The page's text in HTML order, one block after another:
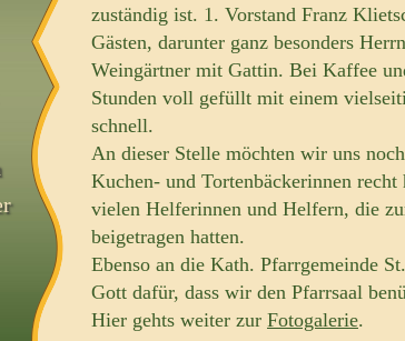
zuständig ist. 1. Vorstand Franz
Gästen, darunter ganz besonders
Weingärtner mit Gattin. Bei Kaffee
Stunden voll gefüllt mit einem
schnell.
An dieser Stelle möchten wir uns
Kuchen- und Tortenbäckerinnen
vielen Helferinnen und Helfern, die
beigetragen hatten.
Ebenso an die Kath. Pfarrgemeinde
Gott dafür, dass wir den Pfarrsaal
Hier gehts weiter zur Fotogalerie.